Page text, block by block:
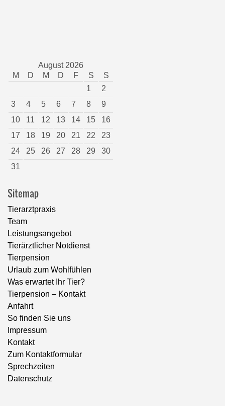
August 2026
M
D M D F S
S
1
2
3
4 5 6 7 8
9
10
11 12 13 14 15
16
17
18 19 20 21 22
23
24
25 26 27 28 29
30
31
Sitemap
Tierarztpraxis
Team
Leistungsangebot
Tierärztlicher Notdienst
Tierpension
Urlaub zum Wohlfühlen
Was erwartet Ihr Tier?
Tierpension – Kontakt
Anfahrt
So finden Sie uns
Impressum
Kontakt
Zum Kontaktformular
Sprechzeiten
Datenschutz